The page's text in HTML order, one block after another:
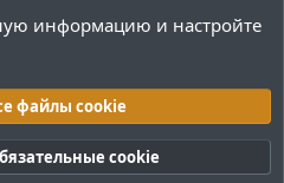
(RU)
Помощь
R
информацию и настройте
файлы cookie
cookie